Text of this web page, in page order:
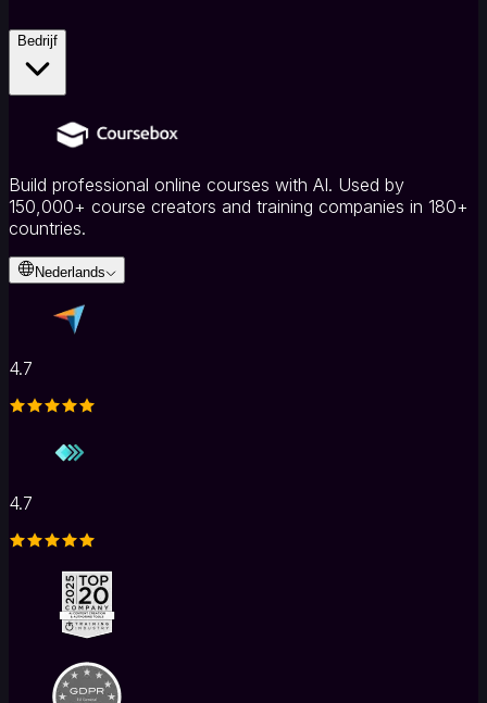
Bedrijf
Build professional online courses with AI. Used by
150,000+ course creators and training companies in 180+
countries.
Nederlands
4.7
4.7